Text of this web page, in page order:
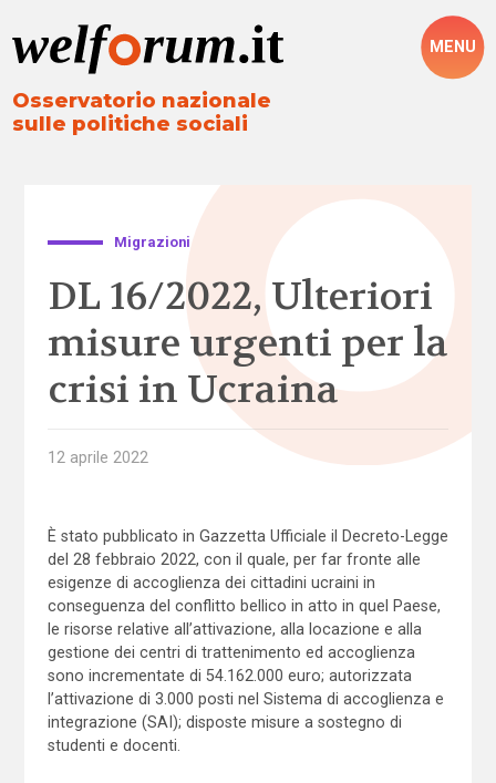
Osservatorio nazionale
sulle politiche sociali
MENU
Migrazioni
DL 16/2022, Ulteriori
misure urgenti per la
crisi in Ucraina
12 aprile 2022
È stato pubblicato in Gazzetta Ufficiale il Decreto-Legge
del 28 febbraio 2022, con il quale, per far fronte alle
esigenze di accoglienza dei cittadini ucraini in
conseguenza del conflitto bellico in atto in quel Paese,
le risorse relative all’attivazione, alla locazione e alla
gestione dei centri di trattenimento ed accoglienza
sono incrementate di 54.162.000 euro; autorizzata
l’attivazione di 3.000 posti nel Sistema di accoglienza e
integrazione (SAI); disposte misure a sostegno di
studenti e docenti.